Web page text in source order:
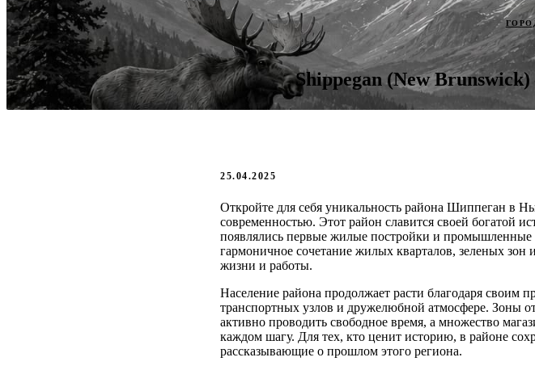
Shippegan (New
25.04.2025
Откройте для себя уникальность района Шиппеган в
современностью. Этот район славится своей богатой
появлялись первые жилые постройки и промышленные
гармоничное сочетание жилых кварталов, зеленых зон
жизни и работы.
Население района продолжает расти благодаря своим
транспортных узлов и дружелюбной атмосфере. Зоны
активно проводить свободное время, а множество
каждом шагу. Для тех, кто ценит историю, в районе
рассказывающие о прошлом этого региона.